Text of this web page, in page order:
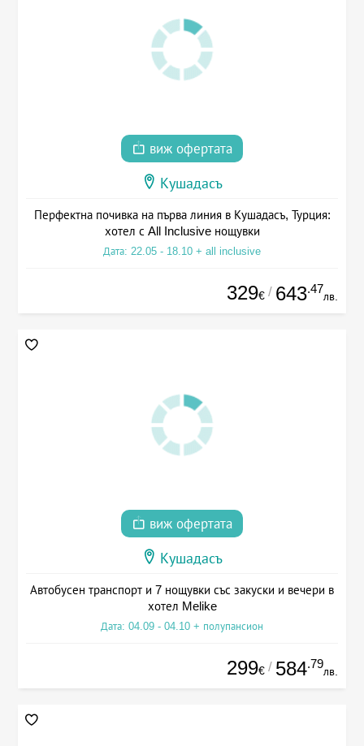
виж офертата
Кушадасъ
Перфектна почивка на първа линия в Кушадасъ, Турция:
хотел с All Inclusive нощувки
Дата: 22.05 - 18.10 + all inclusive
329€ / 643.47
лв.
виж офертата
Кушадасъ
Автобусен транспорт и 7 нощувки със закуски и вечери в
хотел Melike
Дата: 04.09 - 04.10 + полупансион
299€ / 584.79
лв.